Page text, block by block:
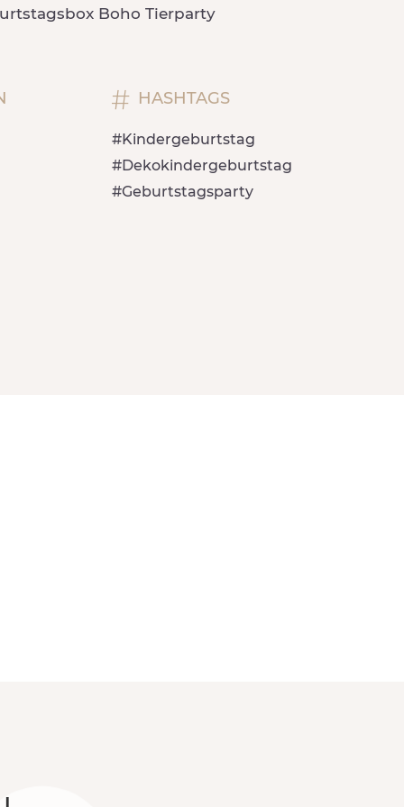
Boho Tierparty
HASHTAGS
#Kindergeburtstag
#Dekokindergeburtstag
#Geburtstagsparty